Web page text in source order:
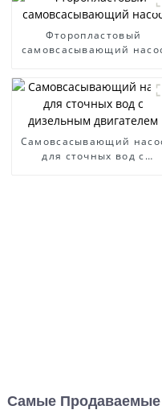
Фторопластовый
самовсасывающий
Самовсасывающий
для сточных вод с
Самые Продаваемые